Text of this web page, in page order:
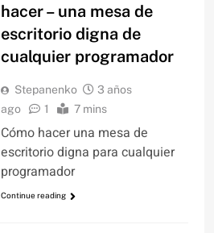
hacer – una mesa de
escritorio digna de
cualquier programador
Stepanenko
3 años
ago
1 7 mins
Cómo hacer una mesa de
escritorio digna para cualquier
programador
Continue reading